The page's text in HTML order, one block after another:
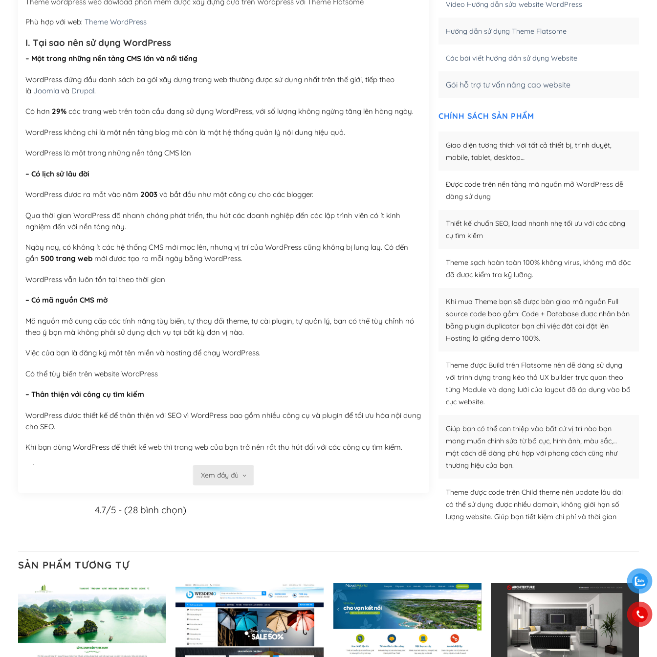
(+950,000₫)
Theme wordpress web dowload phần mềm được xây dựng dựa trên Wordpress với Theme Flatsome
Phù hợp với web: Theme WordPress
I. Tại sao nên sử dụng WordPress
– Một trong những nền tảng CMS lớn và nổi tiếng
WordPress đứng đầu danh sách ba gói xây dựng trang web thường được sử dụng nhất trên thế giới, tiếp theo
là Joomla và Drupal.
Có hơn 29%các trang web trên toàn cầu đang sử dụng WordPress, với số lượng không ngừng tăng lên hàng ngày.
WordPress không chỉ là một nền tảng blog mà còn là một hệ thống quản lý nội dung hiệu quả.
WordPress là một trong những nền tảng CMS lớn
– Có lịch sử lâu đời
WordPress được ra mắt vào năm 2003và bắt đầu như một công cụ cho các blogger.
Qua thời gian WordPress đã nhanh chóng phát triển, thu hút các doanh nghiệp đến các lập trình viên có ít kinh
nghiệm đến với nền tảng này.
Ngày nay, có không ít các hệ thống CMS mới mọc lên, nhưng vị trí của WordPress cũng không bị lung lay. Có đến
gần 500 trang webmới được tạo ra mỗi ngày bằng WordPress.
WordPress vẫn luôn tồn tại theo thời gian
– Có mã nguồn CMS mở
Mã nguồn mở cung cấp các tính năng tùy biến, tự thay đổi theme, tự cài plugin, tự quản lý, bạn có thể tùy chỉnh nó
theo ý bạn mà không phải sử dụng dịch vụ tại bất kỳ đơn vị nào.
Việc của bạn là đăng ký một tên miền và hosting để chạy WordPress.
Có thể tùy biến trên website WordPress
– Thân thiện với công cụ tìm kiếm
WordPress được thiết kế để thân thiện với SEO vì WordPress bao gồm nhiều công cụ và plugin để tối ưu hóa nội dung
cho SEO.
Khi bạn dùng WordPress để thiết kế web thì trang web của bạn trở nên rất thu hút đối với các công cụ tìm kiếm.
Tối ưu hóa công cụ tìm kiếm
Khi bạn sử dụng WordPress, thì vấn đề giao diện của bạn trở nên dễ dàng và nhanh chóng. Với kho Theme
– Sở hữu một cộng đồng lớn, sẵn sàng hỗ trợ
WordPress là nơi lưu trữ cho một diễn đàn cộng đồng khổng lồ được kiểm duyệt bởi các nhân viên và những người
cuồng tín WordPress.
Nếu bạn gặp khó khăn, bạn có thể lên mạng và tìm kiếm những cộng đồng WordPress, họ sẽ giúp bạn trả lời, giải
Xem đầy đủ
4.7/5 - (28 bình chọn)
Video Hướng dẫn sửa website WordPress
Hướng dẫn sử dụng Theme Flatsome
Các bài viết hướng dẫn sử dụng Website
Gói hỗ trợ tư vấn nâng cao website
CHÍNH SÁCH SẢN PHẨM
Giao diện tương thích với tất cả thiết bị, trình duyệt,
mobile, tablet, desktop…
Được code trên nền tảng mã nguồn mở WordPress dễ
dàng sử dụng
Thiết kế chuẩn SEO, load nhanh nhẹ tối ưu với các công
cụ tìm kiếm
Theme sạch hoàn toàn 100% không virus, không mã độc
đã được kiểm tra kỹ lưỡng.
Khi mua Theme bạn sẽ được bàn giao mã nguồn Full
source code bao gồm: Code + Database được nhân bản
bằng plugin duplicator bạn chỉ việc đăt cài đặt lên
Hosting là giống demo 100%.
Theme được Build trên Flatsome nên dễ dàng sử dụng
với trình dựng trang kéo thả UX builder trực quan theo
từng Module và dạng lưới của layout đã áp dụng vào bố
cục website.
Giúp bạn có thể can thiệp vào bất cứ vị trí nào bạn
mong muốn chỉnh sửa từ bố cục, hình ảnh, màu sắc,…
một cách dễ dàng phù hợp với phong cách cũng như
thương hiệu của bạn.
Theme được code trên Child theme nên update lâu dài
có thể sử dụng được nhiều domain, không giới hạn số
lượng website. Giúp bạn tiết kiệm chi phí và thời gian
SẢN PHẨM TƯƠNG TỰ